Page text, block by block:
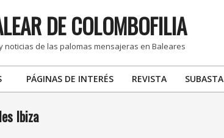
DE COLOMBOFILIA
noticias de las palomas mensajeras en Baleares
PÁGINAS DE INTERÉS REVISTA SUBASTA
Ibiza